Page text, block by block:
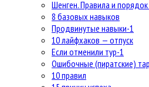
Шенген. Правила и
8 базовых навыков
Продвинутые навыки-1
10 лайфхаков — отпуск
Если отменили тур-1
Ошибочные (пиратские)
10 правил